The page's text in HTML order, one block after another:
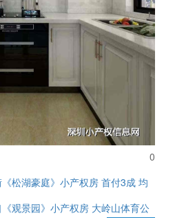
0
松湖豪庭》小产权房 首付3成 均
观景园》小产权房 大岭山体育公